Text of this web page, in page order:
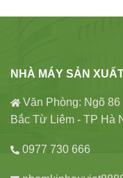
NHÀ MÁY SẢN
Văn Phòng: Ngõ
Bắc Từ Liêm - TP Hà
0977 730 666